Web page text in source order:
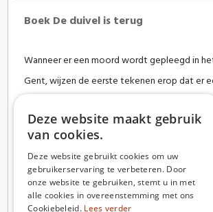
Boek De duivel is terug
Wanneer er een moord wordt gepleegd in
Gent, wijzen de eerste tekenen erop dat er
het werk is, aangezien diezelfde moord
in 1935. Maar wanneer inspecteur Thomas
in de zaak, volgen er nog gelijksoortige
van een onwaarschijnlijke bondgenoot
geheim dat zich al meer dan 80 jaar onder de
nietsvermoedende ogen van de Gentse
Deze website maakt gebruik
van cookies.
Deze website gebruikt cookies om uw
gebruikerservaring te verbeteren. Door
onze website te gebruiken, stemt u in met
alle cookies in overeenstemming met ons
Cookiebeleid. Lees verder